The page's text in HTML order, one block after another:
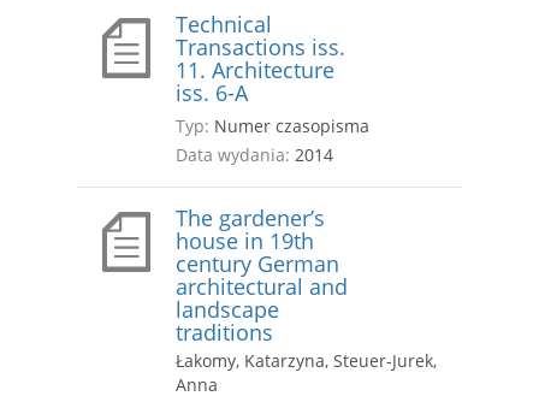
Technical
Transactions iss.
11. Architecture
iss. 6-A
Typ: Numer czasopisma
Data wydania: 2014
The gardener’s
house in 19th
century German
architectural and
landscape
traditions
Łakomy, Katarzyna, Steuer-Jurek,
Anna